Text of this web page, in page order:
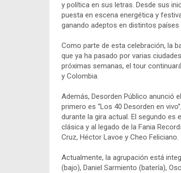
y política en sus letras. Desde sus
puesta en escena energética y
ganando adeptos en distintos
Como parte de esta celebración, la
que ya ha pasado por varias
próximas semanas, el tour
y Colombia.
Además, Desorden Público anunció
primero es “Los 40 Desorden en
durante la gira actual. El segundo es
clásica y al legado de la Fania
Cruz, Héctor Lavoe y Cheo Feliciano.
Actualmente, la agrupación está
(bajo), Daniel Sarmiento (batería),